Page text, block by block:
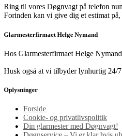
Ring til vores Døgnvagt på telefon
Forinden kan vi give dig et estimat
Glarmesterfirmaet Helge Nymand
Hos Glarmesterfirmaet Helge
Husk også at vi tilbyder lynhurtig 24/
Oplysninger
Forside
Cookie- og privatlivspolitik
Din glarmester med Døgnvagt!